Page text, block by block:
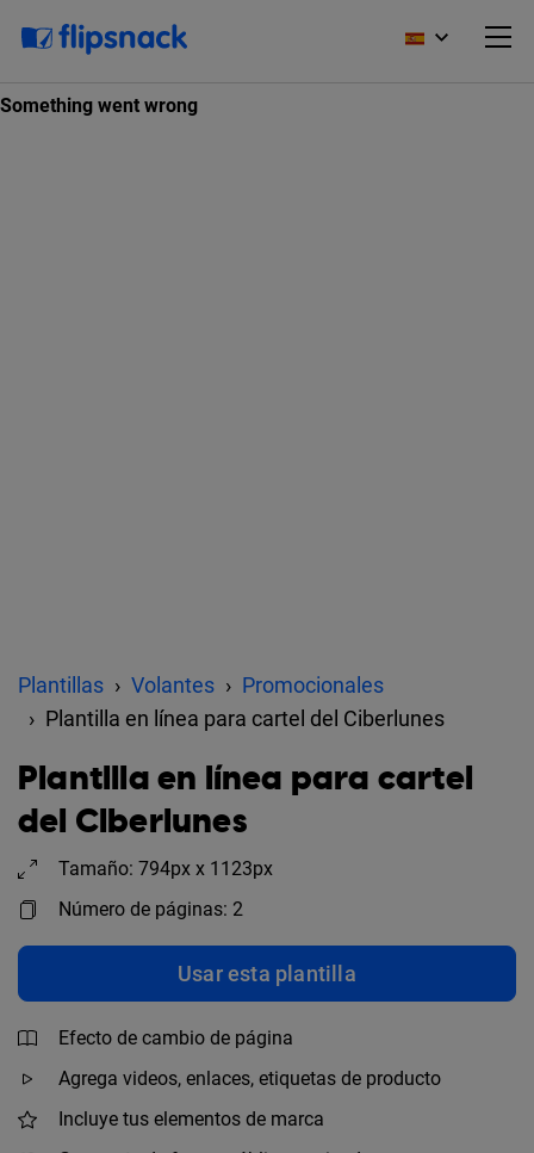
Plantillas Volantes
Promocionales
Plantilla en línea para cartel del Ciberlunes
Plantilla en línea para cartel
del Ciberlunes
Tamaño: 794px x 1123px
Número de páginas: 2
Usar esta plantilla
Efecto de cambio de página
Agrega videos, enlaces, etiquetas de producto
Incluye tus elementos de marca